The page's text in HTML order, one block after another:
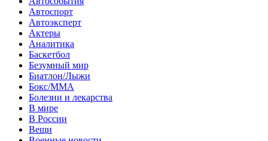
Автоспорт
Автоэксперт
Актеры
Аналитика
Баскетбол
Безумный мир
Биатлон/Лыжи
Бокс/MMA
Болезни и лекарства
В мире
В России
Вещи